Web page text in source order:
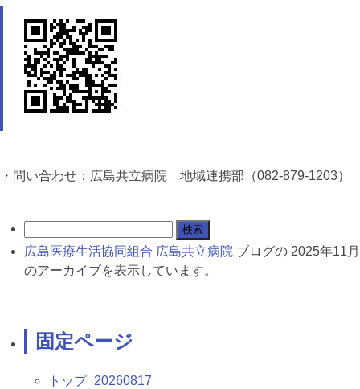
・問い合わせ：広島共立病院 地域連携部（082-879-1203）
広島医療生活協同組合 広島共立病院 ブログの 2025年11月
のアーカイブを表示しています。
固定ページ
トップ_20260817